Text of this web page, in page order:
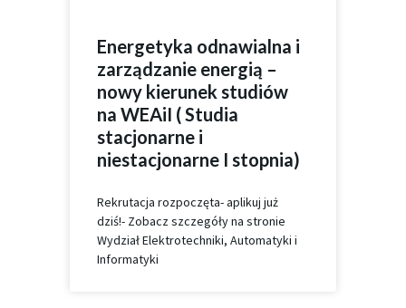
Energetyka odnawialna i
zarządzanie energią –
nowy kierunek studiów
na WEAiI ( Studia
stacjonarne i
niestacjonarne I stopnia)
Rekrutacja rozpoczęta- aplikuj już
dziś!- Zobacz szczegóły na stronie
Wydział Elektrotechniki, Automatyki i
Informatyki